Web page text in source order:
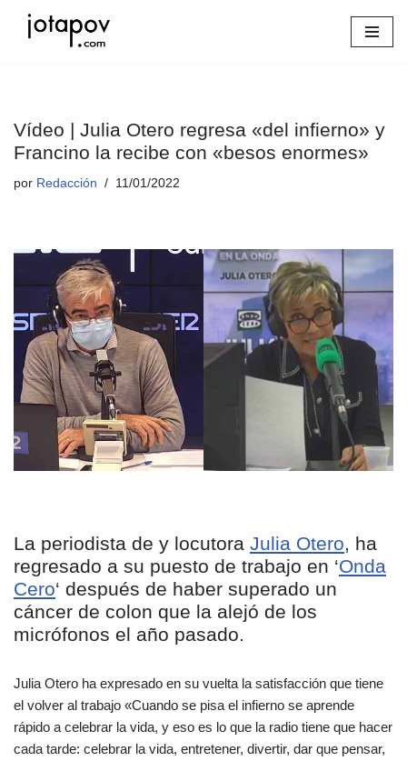
Vídeo | Julia Otero regresa «del infierno» y
Francino la recibe con «besos enormes»
por Redacción 11/01/2022
La periodista de y locutora Julia Otero, ha
regresado a su puesto de trabajo en ‘Onda
Cero‘ después de haber superado un
cáncer de colon que la alejó de los
micrófonos el año pasado.
Julia Otero ha expresado en su vuelta la satisfacción que tiene
el volver al trabajo «Cuando se pisa el infierno se aprende
rápido a celebrar la vida, y eso es lo que la radio tiene que hacer
cada tarde: celebrar la vida, entretener, divertir, dar que pensar,